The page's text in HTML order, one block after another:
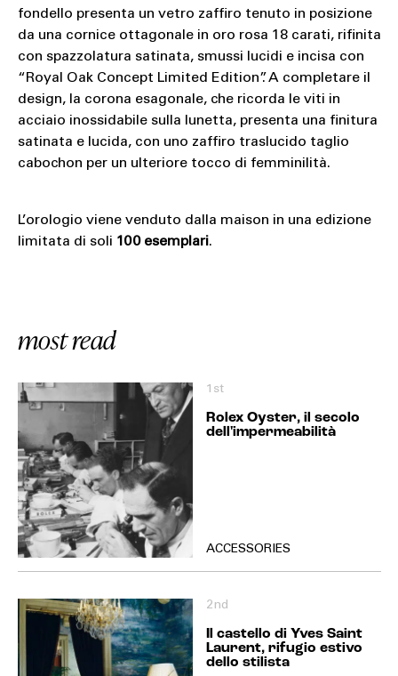
fondello presenta un vetro zaffiro tenuto in posizione
da una cornice ottagonale in oro rosa 18 carati, rifinita
con spazzolatura satinata, smussi lucidi e incisa con
“Royal Oak Concept Limited Edition”. A completare il
design, la corona esagonale, che ricorda le viti in
acciaio inossidabile sulla lunetta, presenta una finitura
satinata e lucida, con uno zaffiro traslucido taglio
cabochon per un ulteriore tocco di femminilità.
L’orologio viene venduto dalla maison in una edizione
limitata di soli 100 esemplari.
most read
1st
Rolex Oyster, il secolo
dell'impermeabilità
ACCESSORIES
2nd
Il castello di Yves Saint
Laurent, rifugio estivo
dello stilista